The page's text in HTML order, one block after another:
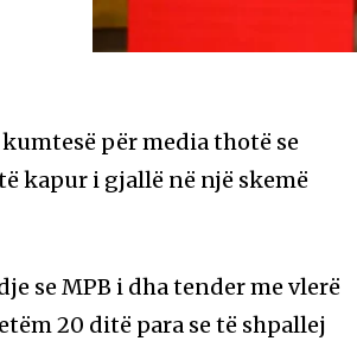
për media thotë se
kapur i gjallë në një skemë
se MPB i dha tender me vlerë
20 ditë para se të shpallej